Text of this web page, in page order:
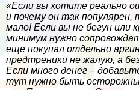
«Если вы хотите реально
и почему он так популярен,
мало! Если вы не бегун или
минимум нужно
еще покупал отдельно
предтреники не жалую, а
Если много денег –
тут нужно быть